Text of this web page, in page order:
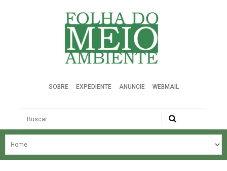
Folha do Meio Ambiente
SOBRE EXPEDIENTE ANUNCIE WEBMAIL
Busca
NOSSA HISTÓRIA